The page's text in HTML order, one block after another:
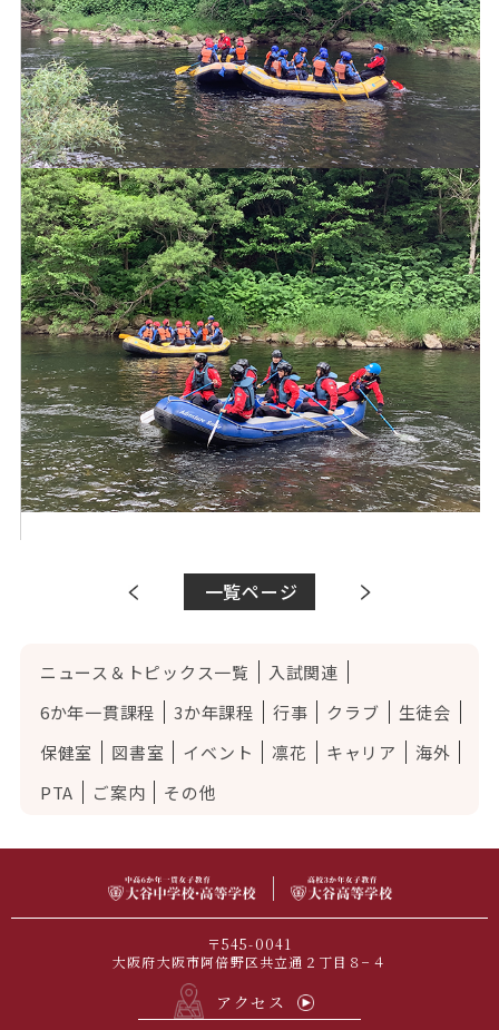
一覧ページ
ニュース＆トピックス一覧
入試関連
6か年一貫課程
3か年課程 行事 クラブ
生徒会
保健室
図書室 イベント 凛花 キャリア
海外
PTA
ご案内 その他
〒545-0041
大阪府大阪市阿倍野区共立通２丁目８−４
アクセス